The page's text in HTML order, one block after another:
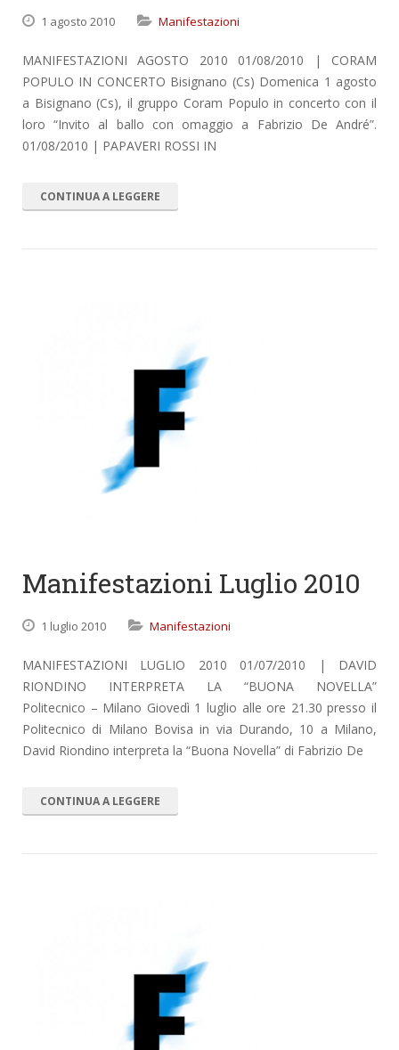
1 agosto 2010 Manifestazioni
MANIFESTAZIONI AGOSTO 2010 01/08/2010 | CORAM
POPULO IN CONCERTO Bisignano (Cs) Domenica 1 agosto
a Bisignano (Cs), il gruppo Coram Populo in concerto con il
loro “Invito al ballo con omaggio a Fabrizio De André”.
01/08/2010 | PAPAVERI ROSSI IN
CONTINUA A LEGGERE
Manifestazioni Luglio 2010
1 luglio 2010 Manifestazioni
MANIFESTAZIONI LUGLIO 2010 01/07/2010 | DAVID
RIONDINO INTERPRETA LA “BUONA NOVELLA”
Politecnico – Milano Giovedì 1 luglio alle ore 21.30 presso il
Politecnico di Milano Bovisa in via Durando, 10 a Milano,
David Riondino interpreta la “Buona Novella” di Fabrizio De
CONTINUA A LEGGERE